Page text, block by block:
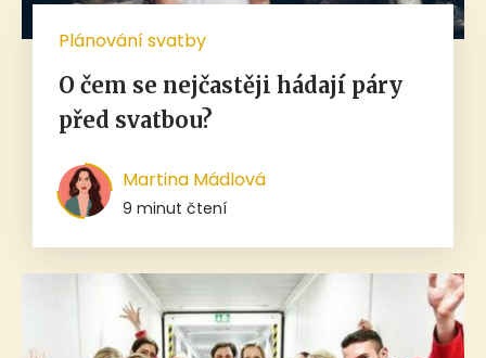
Plánování svatby
O čem se nejčastěji hádají páry
před svatbou?
Martina Mádlová
9 minut čtení